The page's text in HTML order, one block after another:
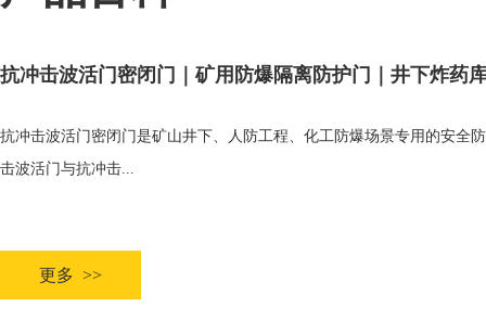
抗冲击波活门密闭门｜矿用防爆隔离防护门｜井下炸药
抗冲击波活门密闭门是矿山井下、人防工程、化工防爆场景专用的安全
击波活门与抗冲击...
更多 >>